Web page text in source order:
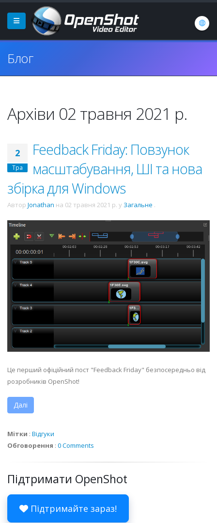
Блог
Архіви 02 травня 2021 р.
2
Тра
Feedback Friday: Повзунок
масштабування, ШІ та нова
збірка для Windows
Автор Jonathan на 02 травня 2021 р. у Загальне .
Це перший офіційний пост "Feedback Friday" безпосередньо від
розробників OpenShot!
Далі
Мітки : Відгуки
Обговорення : 0 Comments
Підтримати OpenShot
Підтримайте зараз!